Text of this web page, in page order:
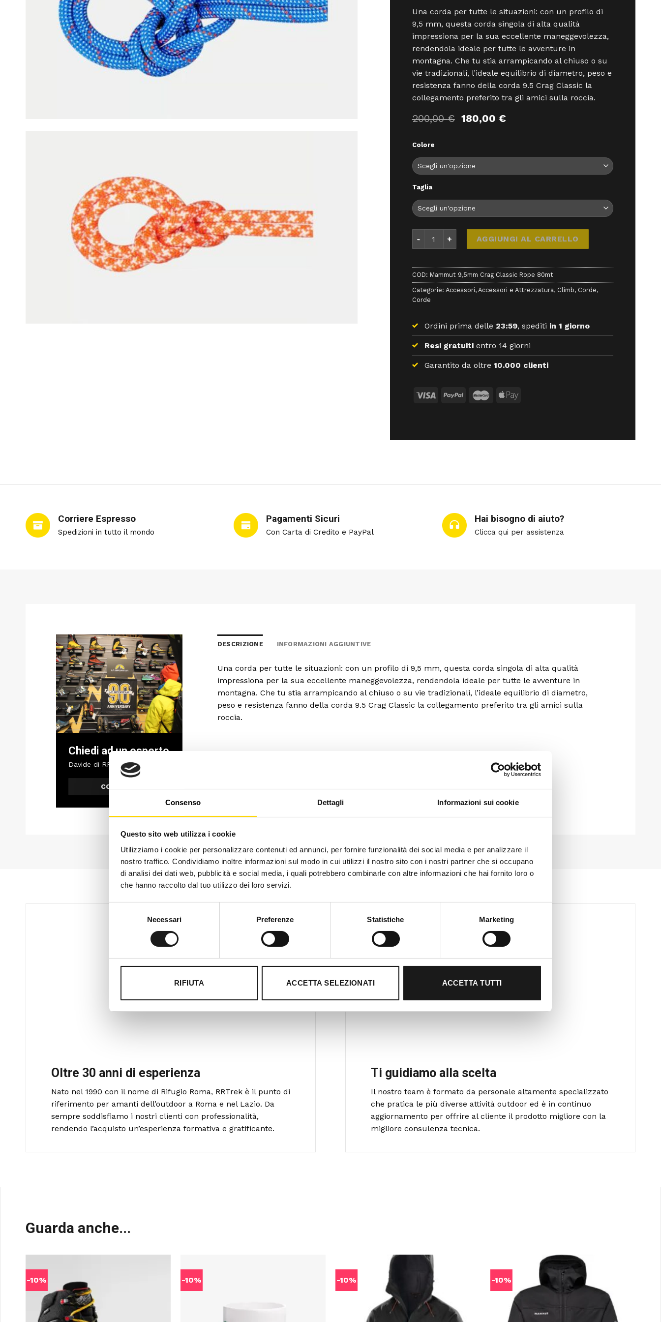
Consenso Dettagli Informazioni sui cookie
Questo sito web utilizza i cookie
Utilizziamo i cookie per personalizzare contenuti ed annunci, per fornire funzionalità dei social media e per analizzare il
nostro traffico. Condividiamo inoltre informazioni sul modo in cui utilizzi il nostro sito con i nostri partner che si occupano
di analisi dei dati web, pubblicità e social media, i quali potrebbero combinarle con altre informazioni che hai fornito loro o
che hanno raccolto dal tuo utilizzo dei loro servizi.
Necessari Preferenze Statistiche Marketing
RIFIUTA ACCETTA SELEZIONATI ACCETTA TUTTI
Una corda per tutte le situazioni: con un profilo di
9,5 mm, questa corda singola di alta qualità
impressiona per la sua eccellente maneggevolezza,
rendendola ideale per tutte le avventure in
montagna. Che tu stia arrampicando al chiuso o su
vie tradizionali, l’ideale equilibrio di diametro, peso e
resistenza fanno della corda 9.5 Crag Classic la
collegamento preferito tra gli amici sulla roccia.
200,00€ Il
prezzo
200,00 €.
180,00 €Il
180,00 €.
Colore
Taglia
AGGIUNGI AL CARRELLO
COD: Mammut 9,5mm Crag Classic Rope 80mt
Categorie: Accessori, Accessori e Attrezzatura, Climb, Corde,
Corde
Ordini prima delle 23:59, spediti in 1 giorno
Resi gratuitientro 14 giorni
Garantito da oltre 10.000 clienti
Corriere Espresso
Spedizioni in tutto il mondo
Pagamenti Sicuri
Con Carta di Credito e PayPal
Hai bisogno di aiuto?
Clicca qui per assistenza
Chiedi ad un esperto
Davide di RRTrek
CONTATTA
DESCRIZIONE INFORMAZIONI AGGIUNTIVE
Una corda per tutte le situazioni: con un profilo di 9,5 mm, questa corda singola di alta qualità
impressiona per la sua eccellente maneggevolezza, rendendola ideale per tutte le avventure in
montagna. Che tu stia arrampicando al chiuso o su vie tradizionali, l’ideale equilibrio di diametro,
peso e resistenza fanno della corda 9.5 Crag Classic la collegamento preferito tra gli amici sulla
roccia.
Oltre 30 anni di esperienza
Nato nel 1990 con il nome di Rifugio Roma, RRTrek è il punto di
riferimento per amanti dell’outdoor a Roma e nel Lazio. Da
sempre soddisfiamo i nostri clienti con professionalità,
rendendo l’acquisto un’esperienza formativa e gratificante.
Ti guidiamo alla scelta
Il nostro team è formato da personale altamente specializzato
che pratica le più diverse attività outdoor ed è in continuo
aggiornamento per offrire al cliente il prodotto migliore con la
migliore consulenza tecnica.
Guarda anche...
-10% -10% -10% -10%